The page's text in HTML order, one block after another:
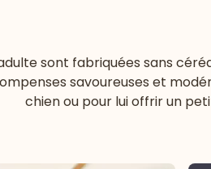
sont fabriquées sans
savoureuses et
chien ou pour lui offrir un